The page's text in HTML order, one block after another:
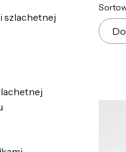
szlachetnej